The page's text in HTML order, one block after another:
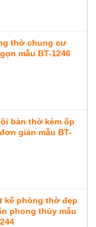
thờ chung cư
mẫu BT-1246
bàn thờ kèm ốp
giản mẫu BT-
kế phòng thờ đẹp
phong thủy mẫu